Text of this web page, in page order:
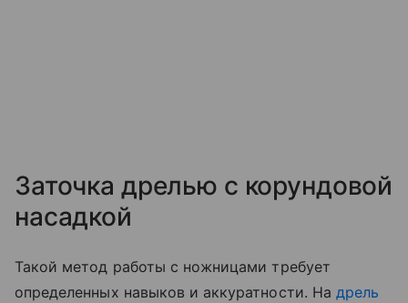
Заточка дрелью с корундовой
насадкой
Такой метод работы с ножницами требует
определенных навыков и аккуратности. На дрель